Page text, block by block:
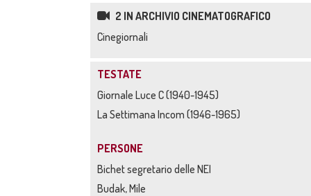
2 IN ARCHIVIO CINEMATOGRAFICO
Cinegiornali
TESTATE
Giornale Luce C (1940-1945)
La Settimana Incom (1946-1965)
PERSONE
Bichet segretario delle NEI
Budak, Mile